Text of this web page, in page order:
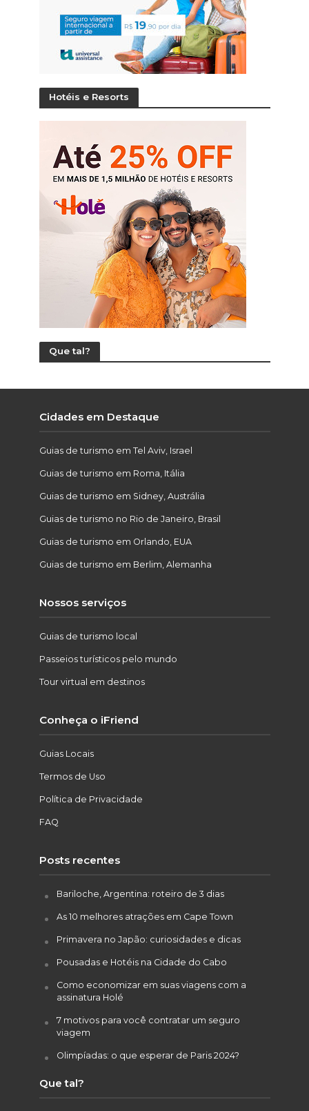
Hotéis e Resorts
Que tal?
Cidades em Destaque
Guias de turismo em Tel Aviv, Israel
Guias de turismo em Roma, Itália
Guias de turismo em Sidney, Austrália
Guias de turismo no Rio de Janeiro, Brasil
Guias de turismo em Orlando, EUA
Guias de turismo em Berlim, Alemanha
Nossos serviços
Guias de turismo local
Passeios turísticos pelo mundo
Tour virtual em destinos
Conheça o iFriend
Guias Locais
Termos de Uso
Política de Privacidade
FAQ
Posts recentes
Bariloche, Argentina: roteiro de 3 dias
As 10 melhores atrações em Cape Town
Primavera no Japão: curiosidades e dicas
Pousadas e Hotéis na Cidade do Cabo
Como economizar em suas viagens com a
assinatura Holé
7 motivos para você contratar um seguro
viagem
Olimpíadas: o que esperar de Paris 2024?
Que tal?